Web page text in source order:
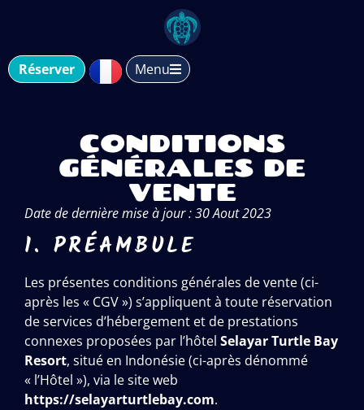
Réserver Menu
CONDITIONS
GÉNÉRALES DE
VENTE
Date de dernière mise à jour : 30 Aout 2023
1. PRÉAMBULE
Les présentes conditions générales de vente (ci-
après les « CGV ») s’appliquent à toute réservation
de services d’hébergement et de prestations
connexes proposées par l’hôtel Selayar Turtle Bay
Resort, situé en Indonésie (ci-après dénommé
« l’Hôtel »), via le site web
https://selayarturtlebay.com.